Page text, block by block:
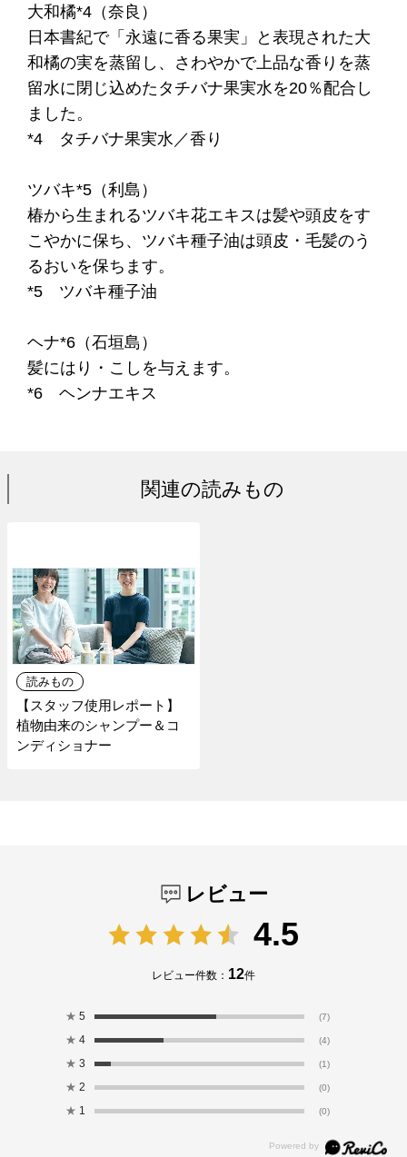
大和橘*4（奈良）
日本書紀で「永遠に香る果実」と表現された大
和橘の実を蒸留し、さわやかで上品な香りを蒸
留水に閉じ込めたタチバナ果実水を20％配合し
ました。
*4 タチバナ果実水／香り
ツバキ*5（利島）
椿から生まれるツバキ花エキスは髪や頭皮をす
こやかに保ち、ツバキ種子油は頭皮・毛髪のう
るおいを保ちます。
*5 ツバキ種子油
ヘナ*6（石垣島）
髪にはり・こしを与えます。
*6 ヘンナエキス
関連の読みもの
読みもの
【スタッフ使用レポート】
植物由来のシャンプー＆コ
ンディショナー
レビュー
4.5
レビュー件数： 12件
★ 5 (7)
★ 4 (4)
★ 3 (1)
★ 2 (0)
★ 1 (0)